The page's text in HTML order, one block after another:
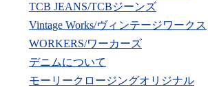
TCB JEANS/TCBジーンズ
Vintage Works/ヴィンテージワークス
WORKERS/ワーカーズ
デニムについて
モーリークロージングオリジナル